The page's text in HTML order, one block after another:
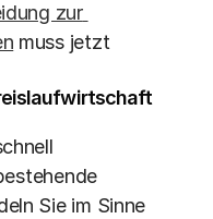
zur
muss jetzt
Sie im Sinne